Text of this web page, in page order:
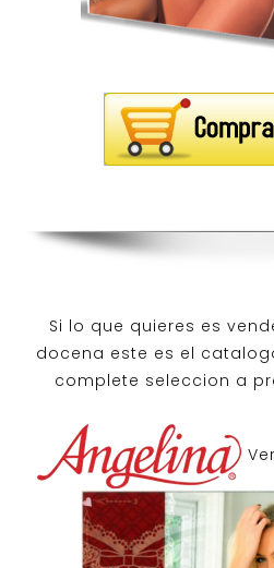
Si lo que quieres es
docena este es el
complete seleccion a